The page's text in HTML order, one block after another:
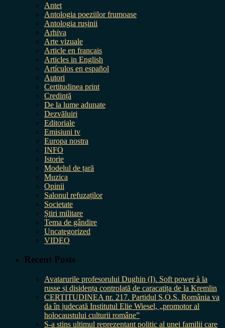
Antet
Antologia poeziilor frumoase
Antologia rușinii
Arhiva
Arte vizuale
Article en français
Articles in English
Artículos en español
Autori
Certitudinea print
Credință
De la lume adunate
Dezvăluiri
Editoriale
Emisiuni tv
Europa nostra
INFO
Istorie
Modelul de țară
Muzica
Opinii
Salonul refuzaților
Societate
Știri militare
Tema de gândire
Uncategorized
VIDEO
Recent Posts
Avatarurile profesorului Dughin (I). Soft power à la
russe și disidența controlată de caracatița de la Kremlin
CERTITUDINEA nr. 217. Partidul S.O.S. România va
da în judecată Institutul Elie Wiesel, „promotor al
holocaustului culturii române”
S-a stins ultimul reprezentant politic al unei familii care